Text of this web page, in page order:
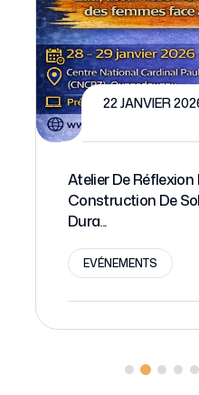
22 JANVIER 2026
Atelier De Réflexion Et De
Construction De
EVÉNEMENTS